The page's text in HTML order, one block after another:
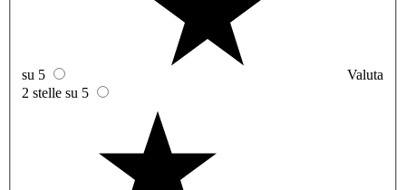
su 5
Valuta
2 stelle su 5